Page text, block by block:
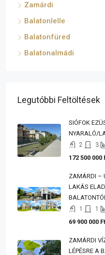
Zamárdi
Balatonlelle
Balatonfüred
Balatonalmádi
Legutóbbi Feltöltések
SIÓFOK
NYARALÓ/
2 3
172 500 000
ZAMÁRDI –
LAKÁS
1 1
69 900 000 Ft
ZAMÁRDI
LÉPÉSRE A